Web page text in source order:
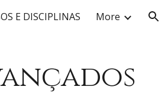
E DISCIPLINAS More